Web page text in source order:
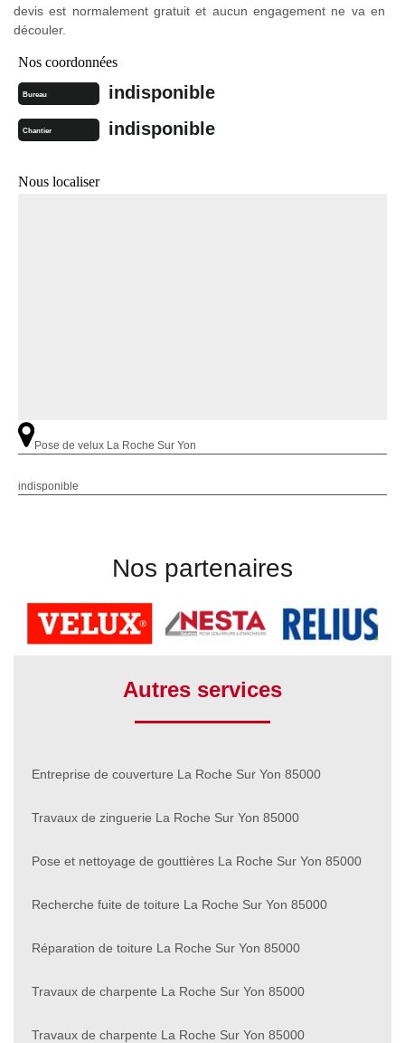
devis est normalement gratuit et aucun engagement ne va en
découler.
Nos coordonnées
Bureau indisponible
Chantier indisponible
Nous localiser
Pose de velux La Roche Sur Yon
indisponible
Nos partenaires
Autres services
Entreprise de couverture La Roche Sur Yon 85000
Travaux de zinguerie La Roche Sur Yon 85000
Pose et nettoyage de gouttières La Roche Sur Yon 85000
Recherche fuite de toiture La Roche Sur Yon 85000
Réparation de toiture La Roche Sur Yon 85000
Travaux de charpente La Roche Sur Yon 85000
Travaux de charpente La Roche Sur Yon 85000